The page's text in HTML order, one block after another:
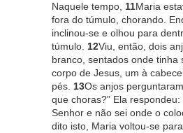
Naquele tempo, 11Maria
fora do túmulo, chorando.
inclinou-se e olhou para
túmulo. 12Viu, então, dois
branco, sentados onde tinha
corpo de Jesus, um à
pés. 13Os anjos
que choras?” Ela respondeu:
Senhor e não sei onde o
dito isto, Maria voltou-se